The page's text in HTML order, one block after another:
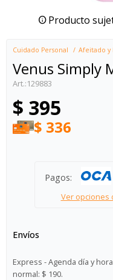
Producto
Cuidado Personal Afeitado y
Venus Simply
129883
$ 395
$ 336
Pagos:
Ver opciones
Envíos
Express - Agenda día y
normal: $ 190.